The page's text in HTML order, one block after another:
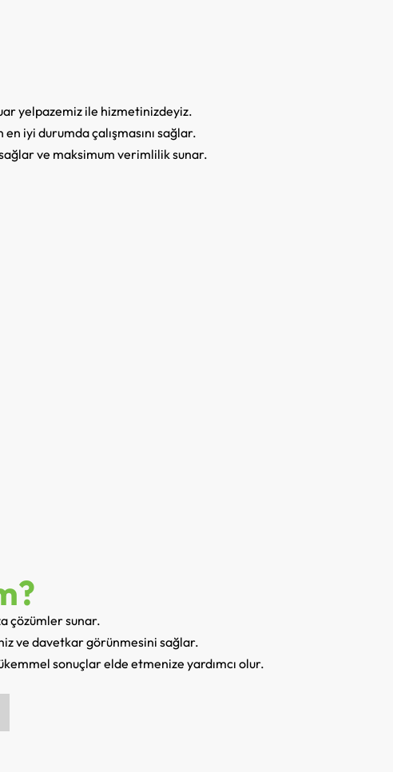
yelpazemiz ile hizmetinizdeyiz.
iyi durumda çalışmasını sağlar.
ve maksimum verimlilik sunar.
çözümler sunar.
ve davetkar görünmesini sağlar.
sonuçlar elde etmenize yardımcı olur.